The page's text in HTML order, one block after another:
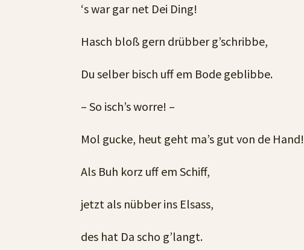
‘s war gar net Dei Ding!
Hasch bloß gern drübber g’schribbe,
Du selber bisch uff em Bode geblibbe.
– So isch’s worre! –
Mol gucke, heut geht ma’s gut von de Hand!
Als Buh korz uff em Schiff,
jetzt als nübber ins Elsass,
des hat Da scho g’langt.